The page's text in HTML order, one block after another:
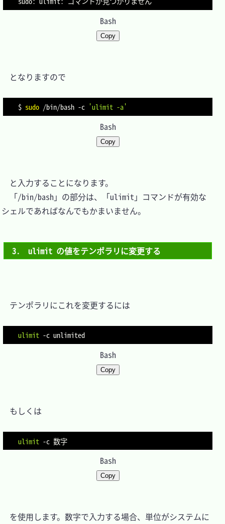
Bash
Copy
となりますので
$ sudo /bin/bash -c 'ulimit -a'
Bash
Copy
と入力することになります。
「/bin/bash」の部分は、「ulimit」コマンドが有効な
シェルであればなんでもかまいません。
3.　ulimit の値をテンポラリに変更する
テンポラリにこれを変更するには
ulimit -c
Bash
Copy
もしくは
ulimit -c
Bash
Copy
を使用します。数字で入力する場合、単位がシステムに